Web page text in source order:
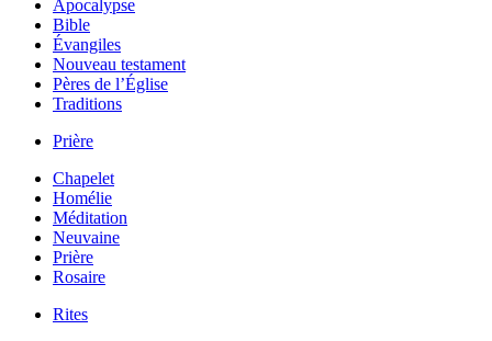
Apocalypse
Bible
Évangiles
Nouveau testament
Pères de l’Église
Traditions
Prière
Chapelet
Homélie
Méditation
Neuvaine
Prière
Rosaire
Rites